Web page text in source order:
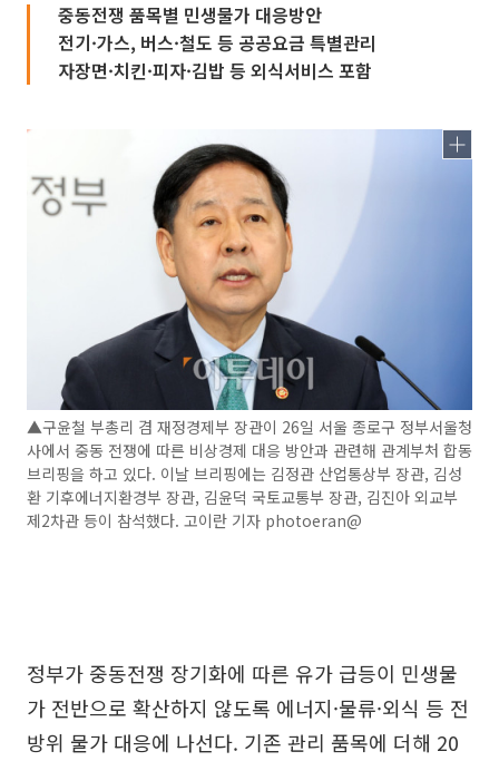
중동전쟁 품목별 민생물가 대응방안
전기·가스, 버스·철도 등 공공요금 특별관리
자장면·치킨·피자·김밥 등 외식서비스 포함
▲구윤철 부총리 겸 재정경제부 장관이 26일 서울 종로구 정부서울청
사에서 중동 전쟁에 따른 비상경제 대응 방안과 관련해 관계부처 합동
브리핑을 하고 있다. 이날 브리핑에는 김정관 산업통상부 장관, 김성
환 기후에너지환경부 장관, 김윤덕 국토교통부 장관, 김진아 외교부
제2차관 등이 참석했다. 고이란 기자 photoeran@
정부가 중동전쟁 장기화에 따른 유가 급등이 민생물
가 전반으로 확산하지 않도록 에너지·물류·외식 등 전
방위 물가 대응에 나선다. 기존 관리 품목에 더해 20